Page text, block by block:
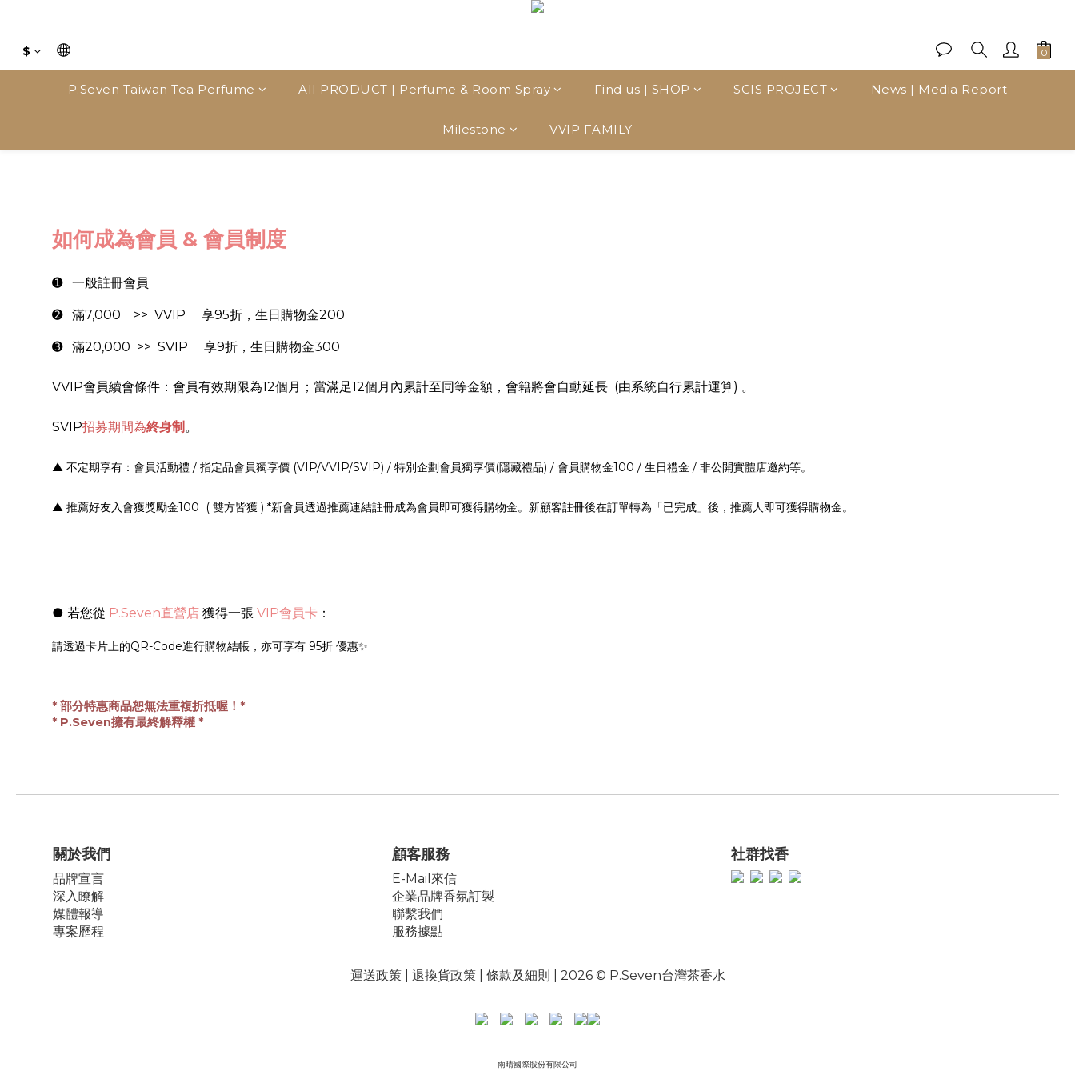
$
P.Seven Taiwan Tea Perfume AII PRODUCT | Perfume & Room Spray Find us | SHOP SCIS PROJECT News | Media Report
Milestone VVIP FAMILY
如何成為會員 & 會員制度
➊ 一般註冊會員
➋ 滿7,000 >> VVIP 享95折，生日購物金200
➌ 滿20,000 >> SVIP 享9折，生日購物金300
VVIP會員續會條件：會員有效期限為12個月；當滿足12個月內累計至同等金額，會籍將會自動延長 (由系統自行累計運算) 。
SVIP招募期間為終身制 。
▲ 不定期享有：會員活動禮 / 指定品會員獨享價 (VIP/VVIP/SVIP) / 特別企劃會員獨享價(隱藏禮品) / 會員購物金100 / 生日禮金 / 非公開實體店邀約等。
▲ 推薦好友入會獲獎勵金100 ( 雙方皆獲 ) *新會員透過推薦連結註冊成為會員即可獲得購物金。新顧客註冊後在訂單轉為「已完成」後，推薦人即可獲得購物金。
● 若您從 P.Seven直營店 獲得一張 VIP會員卡 ：
請透過卡片上的QR-Code進行購物結帳，亦可享有 95折 優惠✨
* 部分特惠商品恕無法重複折抵喔！ *
* P.Seven擁有最終解釋權 *
關於我們
品牌宣言
深入瞭解
媒體報導
專案歷程
顧客服務
E-Mail來信
企業品牌香氛訂製
聯繫我們
服務據點
社群找香
運送政策| 退換貨政策| 條款及細則 | 2026 © P.Seven台灣茶香水
雨晴國際股份有限公司